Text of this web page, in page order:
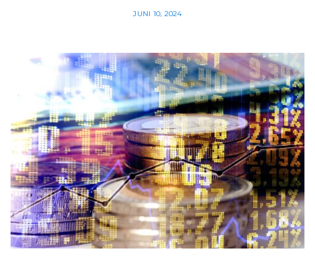
JUNI 10, 2024